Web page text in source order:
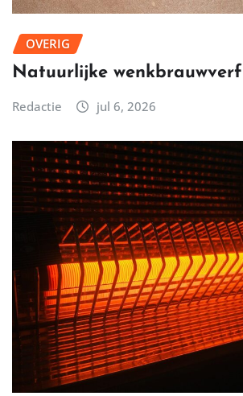
OVERIG
Natuurlijke wenkbrauwverf
Redactie jul 6, 2026